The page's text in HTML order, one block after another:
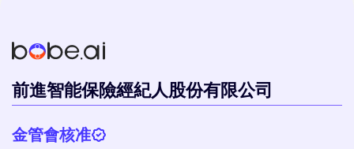
前進智能保險經紀人股份有限公司
金管會核准